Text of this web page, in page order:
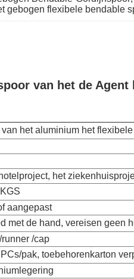
gebogen flexibele bendable
van het de
van het aluminium het
het
aangepast
met de hand, vereisen geen
/cap
pak, toebehorenkarton